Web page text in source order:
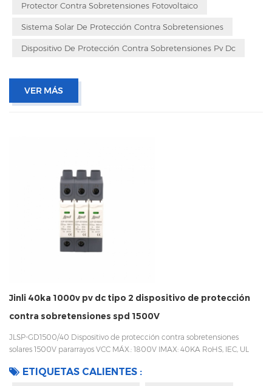
Protector Contra Sobretensiones Fotovoltaico
Sistema Solar De Protección Contra Sobretensiones
Dispositivo De Protección Contra Sobretensiones Pv Dc
VER MÁS
Jinli 40ka 1000v pv dc tipo 2 dispositivo de protección
contra sobretensiones spd 1500V
JLSP-GD1500/40 Dispositivo de protección contra sobretensiones
solares 1500V pararrayos VCC MÁX.: 1800V IMAX: 40KA RoHS, IEC, UL
enchufable Embalaje con caja interior para evitar vibraciones durante el
ETIQUETAS CALIENTES :